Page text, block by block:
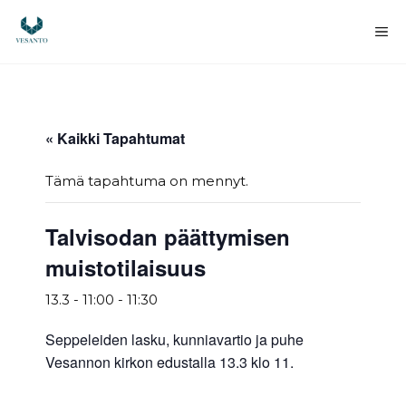
sisältöön
« Kaikki Tapahtumat
Tämä tapahtuma on mennyt.
Talvisodan päättymisen
muistotilaisuus
13.3 - 11:00 - 11:30
Seppeleiden lasku, kunniavartio ja puhe
Vesannon kirkon edustalla 13.3 klo 11.